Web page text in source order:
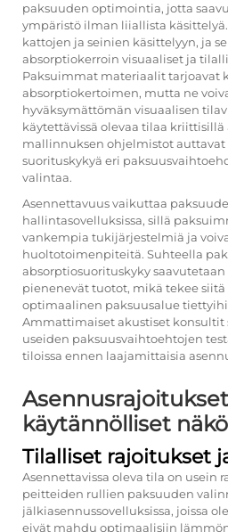
paksuuden optimointia, jotta
ympäristö ilman liiallista käsittelyä.
kattojen ja seinien käsittelyyn, ja
absorptiokerroin visuaaliset ja
Paksuimmat materiaalit tarjoavat
absorptiokertoimen, mutta ne
hyväksymättömän visuaalisen
käytettävissä olevaa tilaa kriittisillä
mallinnuksen ohjelmistot auttavat
suorituskykyä eri
valintaa.
Asennettavuus vaikuttaa
hallintasovelluksissa, sillä
vankempia tukijärjestelmiä ja
huoltotoimenpiteitä. Suhteella
absorptiosuorituskyky saavutetaan
pienenevät tuotot, mikä tekee
optimaalinen paksuusalue
Ammattimaiset akustiset konsultit
useiden paksuusvaihtoehtojen
tiloissa ennen laajamittaisia
käytännölliset
Tilalliset rajoitukset
Asennettavissa oleva tila on usein
peitteiden rullien paksuuden
jälkiasennussovelluksissa, joissa
eivät mahdu optimaalisiin